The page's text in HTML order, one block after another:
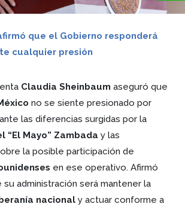
que el Gobierno responderá
cualquier presión
Claudia Sheinbaum aseguró que
no se siente presionado por
ante las diferencias surgidas por la
“El Mayo” Zambada y las
la posible participación de
en ese operativo. Afirmó
administración será mantener la
nacional y actuar conforme a